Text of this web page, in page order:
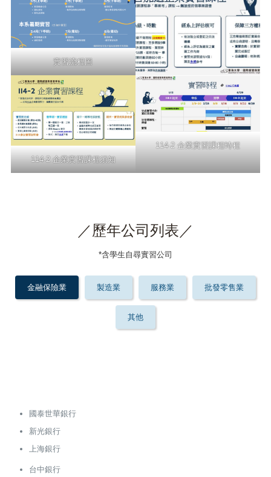
實習流程圖
114-2 企業實習課程須知
114-2 企業實習課程時程
／歷年公司列表／
*含學生自尋實習公司
金融保險業 製造業 服務業 批發零售業
其他
國泰世華銀行
新光銀行
上海銀行
台中銀行